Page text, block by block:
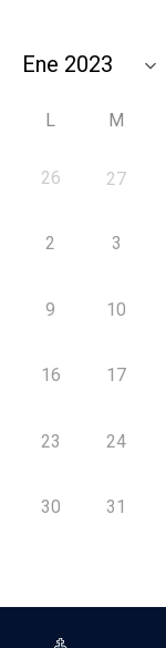
L M
26 27
2 3
9 10
16 17
23 24
30 31